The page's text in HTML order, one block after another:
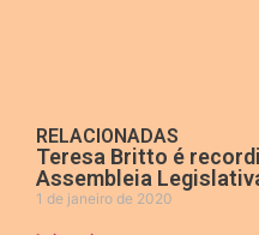
RELACIONADAS
Teresa Britto é
Assembleia
1 de janeiro de 2020